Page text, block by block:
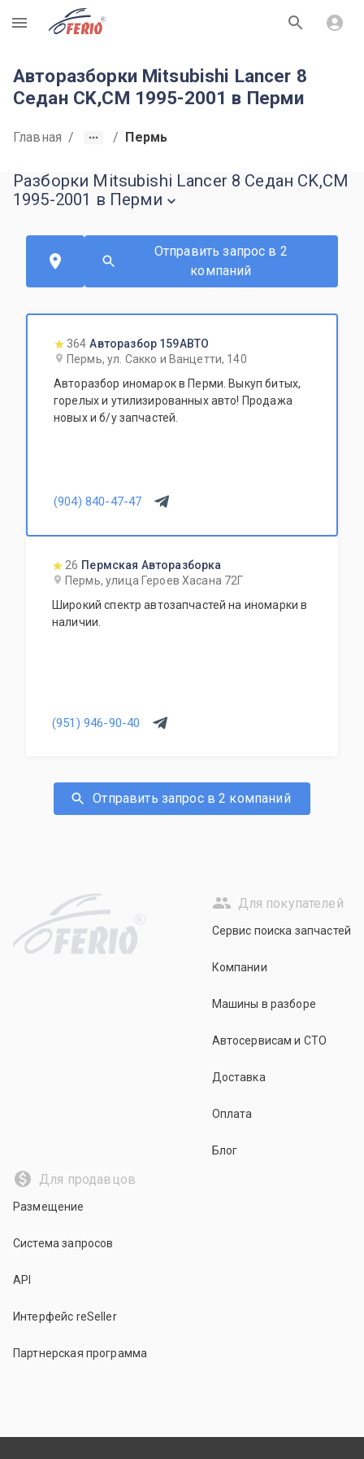
R
Авторазборки Mitsubishi Lancer 8
Седан CK,CM 1995-2001 в Перми
Главная / / Пермь
Разборки Mitsubishi Lancer 8 Седан CK,CM
1995-2001 в Перми
Отправить запрос в 2
компаний
364 Авторазбор 159АВТО
Пермь, ул. Сакко и Ванцетти, 140
Авторазбор иномарок в Перми. Выкуп битых,
горелых и утилизированных авто! Продажа
новых и б/у запчастей.
(904) 840-47-47
26 Пермская Авторазборка
Пермь, улица Героев Хасана 72Г
Широкий спектр автозапчастей на иномарки в
наличии.
(951) 946-90-40
Отправить запрос в 2 компаний
R
Для покупателей
Сервис поиска запчастей
Компании
Машины в разборе
Автосервисам и СТО
Доставка
Оплата
Блог
Для продавцов
Размещение
Система запросов
API
Интерфейс reSeller
Партнерская программа